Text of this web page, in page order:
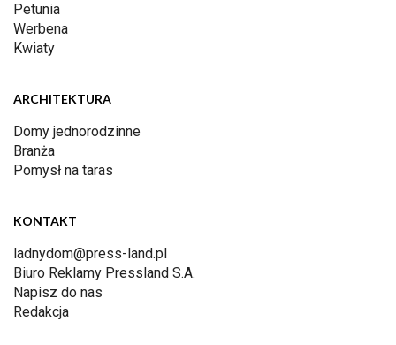
Petunia
Werbena
Kwiaty
ARCHITEKTURA
Domy jednorodzinne
Branża
Pomysł na taras
KONTAKT
ladnydom@press-land.pl
Biuro Reklamy Pressland S.A.
Napisz do nas
Redakcja